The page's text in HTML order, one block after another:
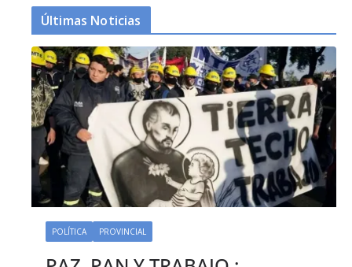
Últimas Noticias
POLÍTICA PROVINCIAL